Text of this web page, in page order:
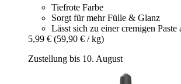
Tiefrote Farbe
Sorgt für mehr Fülle & Glanz
Lässt sich zu einer cremigen Paste
5,99 € (59,90 € / kg)
Zustellung bis 10. August